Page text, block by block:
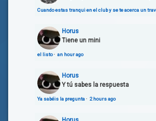
Cuando estas tranqui en el club y se te acerca un
Horus
Tiene un mini
el listo· an hour ago
Horus
Y tú sabes la respuesta
Ya sabéis la pregunta· 2 hours ago